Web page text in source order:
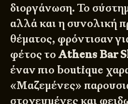
διοργάνωση. Το
αλλά και η συνολική
θέματος, φρόντισαν
φέτος τοAthens Bar
έναν πιο boutique
«Μαζεμένες»
στοχευμένες και